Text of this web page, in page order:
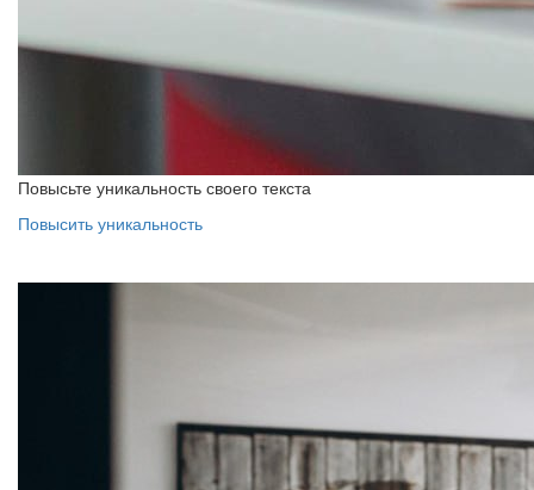
Повысьте уникальность своего текста
Повысить уникальность